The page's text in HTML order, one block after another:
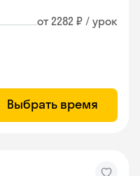
от 2282 ₽ / урок
Выбрать время